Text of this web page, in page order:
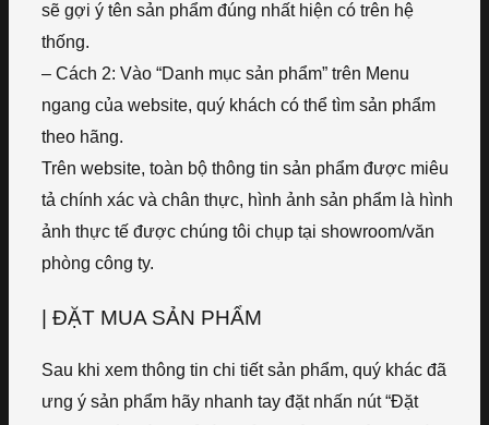
sẽ gợi ý tên sản phẩm đúng nhất hiện có trên hệ
thống.
– Cách 2: Vào “Danh mục sản phẩm” trên Menu
ngang của website, quý khách có thể tìm sản phẩm
theo hãng.
Trên website, toàn bộ thông tin sản phẩm được miêu
tả chính xác và chân thực, hình ảnh sản phẩm là hình
ảnh thực tế được chúng tôi chụp tại showroom/văn
phòng công ty.
| ĐẶT MUA SẢN PHẨM
Sau khi xem thông tin chi tiết sản phẩm, quý khác đã
ưng ý sản phẩm hãy nhanh tay đặt nhấn nút “Đặt